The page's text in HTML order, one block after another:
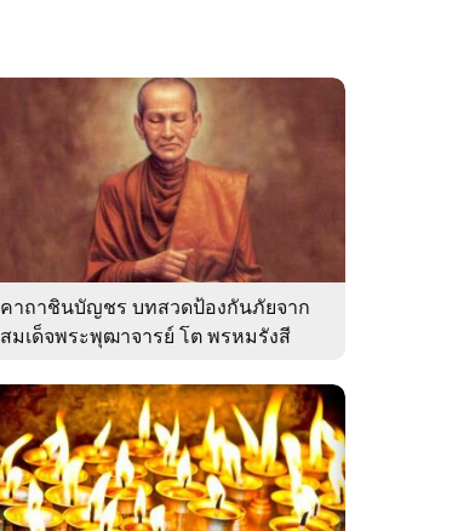
คาถาชินบัญชร บทสวดป้องกันภัยจาก
สมเด็จพระพุฒาจารย์ โต พรหมรังสี